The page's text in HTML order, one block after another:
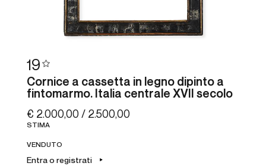
19
Cornice a cassetta in legno dipinto a
fintomarmo. Italia centrale XVII secolo
€ 2.000,00 / 2.500,00
STIMA
VENDUTO
Entra o registrati